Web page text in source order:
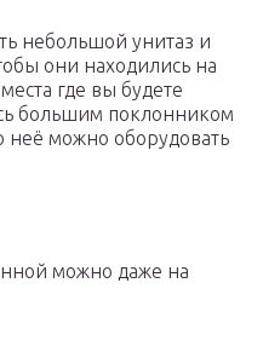
небольшой унитаз и
они находились на
где вы будете
большим поклонником
неё можно оборудовать
можно даже на